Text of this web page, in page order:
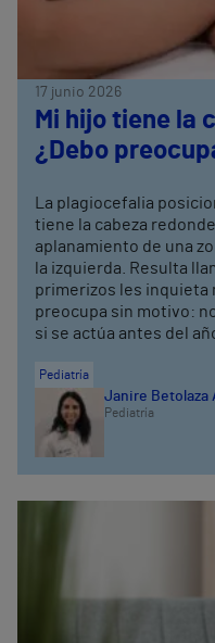
17 junio 2026
Mi hijo tiene la
¿Debo
La plagiocefalia
tiene la cabeza
aplanamiento de una
la izquierda. Resulta
primerizos les inquieta
preocupa sin motivo:
si se actúa antes del
Pediatría
Janire Betolaza
Pediatría